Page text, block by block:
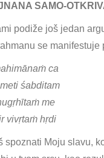
SAMO-
podiže još jedan
se manifestuje
ca
śabditam
me
vivṛtaṁ hṛdi
spoznati Moju slavu,